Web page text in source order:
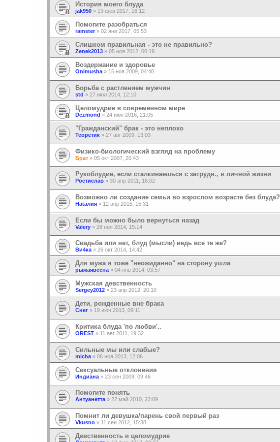
История моего блуда
jak950 » 19 фев 2017, 16:12
Помогите разобраться
ramster» 02 янв 2017, 05:53
Слишком правильная - это не правильно?
Zenek2013 » 05 ноя 2012, 00:19
Воздержание и здоровье
Onimusha» 15 ноя 2009, 04:40
Борьба с растлением мужчин
std » 27 июл 2014, 12:10
Целомудрие в современном мире
Dezmond » 24 июн 2016, 21:05
"Гражданский" брак - это неплохо
Теоретик » 27 авг 2009, 13:03
Физико-биологический взгляд на проблему
Брат » 05 окт 2007, 20:43
Рукоблудие, если сталкиваешься с затрудн., в личной жизни
Ростислав » 30 апр 2011, 16:02
Возможно ли создание семьи во взрослом возрасте без блуда?
Наtалия » 12 апр 2015, 15:31
Если бы можно было вернуться назад
Valery » 28 ноя 2014, 15:14
Свадьба или нет, блуд (мысли) ведь все те же?
Ви4ка » 26 окт 2014, 14:42
Для мужа я тоже "неожиданно" на сторону ушла
рыжаявесна » 04 янв 2014, 03:57
Мужская девственность
Sergey2012 » 23 апр 2012, 20:10
Дети, рожденные вне брака
Снег » 19 июн 2013, 09:11
Критика блуда 'по любви'..
OREST » 11 авг 2011, 19:32
Сильные мы или слабые?
micha » 06 ноя 2013, 12:06
Сексуальные отклонения
Индиана » 23 сен 2009, 09:46
Помогите понять
Антуанетта » 22 май 2010, 23:09
Помнит ли девушка/парень свой первый раз
Vkusno » 11 сен 2012, 15:38
Девственность и целомудрие